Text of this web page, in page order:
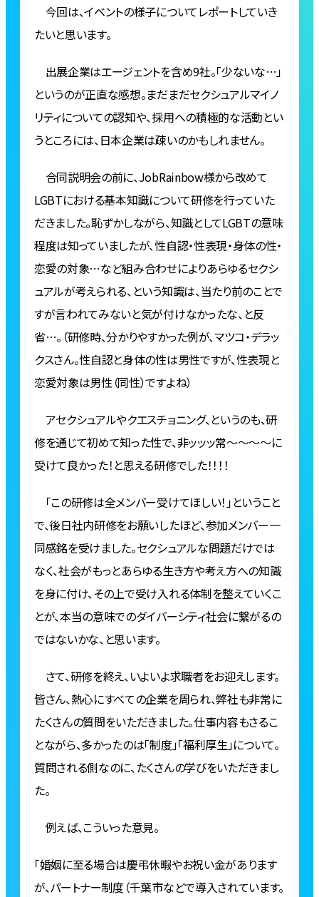
今回は、イベントの様子についてレポートしていき
たいと思います。
出展企業はエージェントを含め9社。「少ないな…」
というのが正直な感想。まだまだセクシュアルマイノ
リティについての認知や、採用への積極的な活動とい
うところには、日本企業は疎いのかもしれません。
合同説明会の前に、JobRainbow様から改めて
LGBTにおける基本知識について研修を行っていた
だきました。恥ずかしながら、知識としてLGBTの意味
程度は知っていましたが、性自認・性表現・身体の性・
恋愛の対象…など組み合わせによりあらゆるセクシ
ュアルが考えられる、という知識は、当たり前のことで
すが言われてみないと気が付けなかったな、と反
省…。（研修時、分かりやすかった例が、マツコ・デラッ
クスさん。性自認と身体の性は男性ですが、性表現と
恋愛対象は男性（同性）ですよね）
アセクシュアルやクエスチョニング、というのも、研
修を通じて初めて知った性で、非ッッッ常～～～～に
受けて良かった！と思える研修でした！！！！
「この研修は全メンバー受けてほしい！」ということ
で、後日社内研修をお願いしたほど、参加メンバー一
同感銘を受けました。セクシュアルな問題だけでは
なく、社会がもっとあらゆる生き方や考え方への知識
を身に付け、その上で受け入れる体制を整えていくこ
とが、本当の意味でのダイバーシティ社会に繋がるの
ではないかな、と思います。
さて、研修を終え、いよいよ求職者をお迎えします。
皆さん、熱心にすべての企業を周られ、弊社も非常に
たくさんの質問をいただきました。仕事内容もさるこ
とながら、多かったのは「制度」「福利厚生」について。
質問される側なのに、たくさんの学びをいただきまし
た。
例えば、こういった意見。
「婚姻に至る場合は慶弔休暇やお祝い金があります
が、パートナー制度（千葉市などで導入されています。